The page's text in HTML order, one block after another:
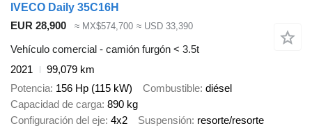
IVECO Daily 35C16H
EUR 28,900
≈ MX$574,700 ≈ USD 33,390
Vehículo comercial - camión furgón < 3.5t
2021
99,079 km
Potencia 156 Hp (115 kW) Combustible diésel
Capacidad de carga 890 kg
Configuración del eje 4x2 Suspensión resorte/resorte